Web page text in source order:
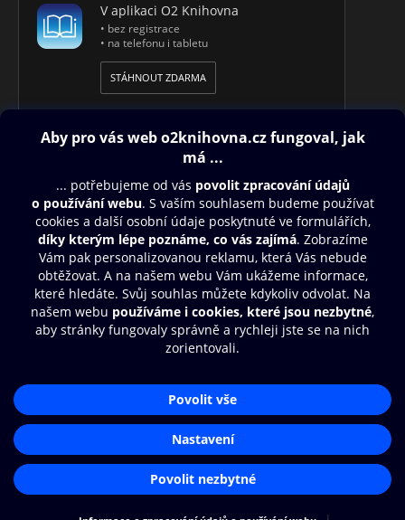
V aplikaci O2 Knihovna
• bez registrace
• na telefonu i tabletu
STÁHNOUT ZDARMA
Obsah ke stažení
Moje O2 Knihovna
Další zábava
© O2 Czech Republic a.s.
Přístupnost
Zásady zpracování osobních údajů
Nastavení cookies
Aplikace O2 Knihovna
Čti a poslouchej své e-knihy a
audioknihy rychleji a pohodlněji.